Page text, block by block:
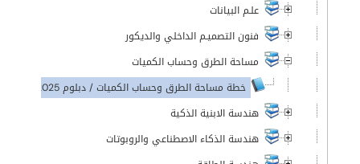
علـم البيانات
فنون التصميـم الداخلي والديكور
مساحة الطرق وحساب الكميات
خطة مساحة الطرق وحساب الكميات / دبلوم 2025-2026
هندسة الابنية الذكية
هندسة الذكاء الاصطناعي والروبوتات